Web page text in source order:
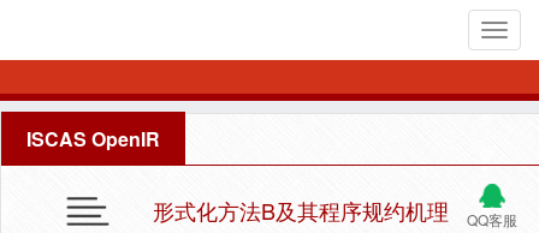
ISCAS OpenIR
QQ客服
形式化方法B及其程序规约机理